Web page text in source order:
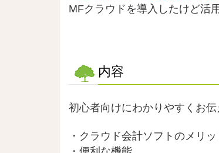
MFクラウドを導入したけど活
内容
初心者向けにわかりやすくお伝
・クラウド会計ソフトのメリッ